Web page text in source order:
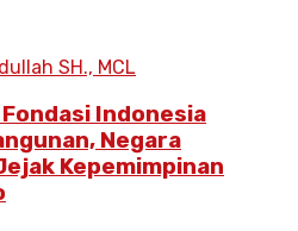
Indonesia
Negara
Kepemimpinan